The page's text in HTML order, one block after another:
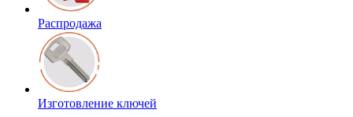
Распродажа
Изготовление ключей